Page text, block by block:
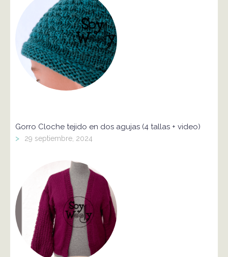
Gorro Cloche tejido en dos agujas (4 tallas + video)
> 29 septiembre, 2024